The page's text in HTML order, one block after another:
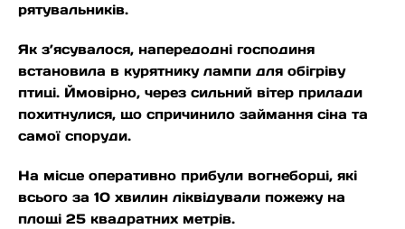
рятувальників.
Як з’ясувалося, напередодні господиня
встановила в курятнику лампи для обігріву
птиці. Ймовірно, через сильний вітер прилади
похитнулися, що спричинило займання сіна та
самої споруди.
На місце оперативно прибули вогнеборці, які
всього за 10 хвилин ліквідували пожежу на
площі 25 квадратних метрів.